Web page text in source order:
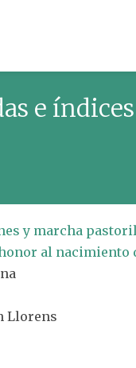
e índices
y marcha
al nacimiento
Llorens